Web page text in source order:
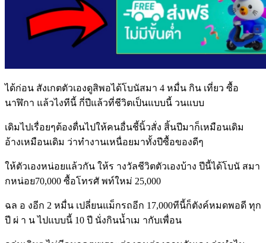
ได้ก่อน สังเกตตัวเองดูสิพอได้โบนัสมา 4 หมื่น กิน เที่ยว ซื้อ
นาฬิกา แล้วไงทีนี้ กี่ปีแล้วที่ชีวิตเป็นแบบนี้ วนแบบ
เดิมไปเรื่อยๆต้องตื่นไปให้คนอื่นชี้นิ้วสั่ง สิ้นปีมาก็เหมือนเดิม
อ้างเหมือนเดิม ว่าทำงานเหนื่อยมาทั้งปีซื้อของดีๆ
ให้ตัวเองหน่อยแล้วกัน ให้ร างวัลชีวิตตัวเองบ้าง ปีนี้ได้โบนั สมา
กหน่อย70,000 ซื้อโทรศั พท์ใหม่ 25,000
ฉล อ งอีก 2 หมื่น เปลี่ยนแม็กรถอีก 17,000ทีนี้ก็ตังค์หมดพอดี ทุก
ปี ผ่ า น ไปแบบนี้ 10 ปี นั่งกินน้ำเม ากับเพื่อน